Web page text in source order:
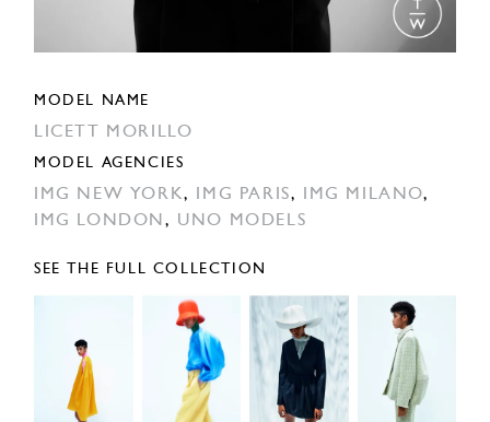
MODEL NAME
LICETT MORILLO
MODEL AGENCIES
IMG NEW YORK, IMG PARIS, IMG MILANO,
IMG LONDON , UNO MODELS
SEE THE FULL COLLECTION